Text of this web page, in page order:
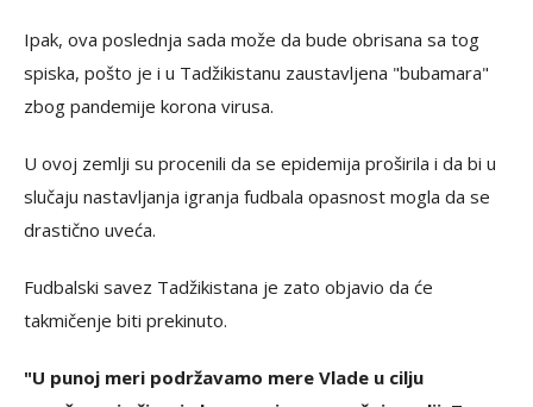
Ipak, ova poslednja sada može da bude obrisana sa tog
spiska, pošto je i u Tadžikistanu zaustavljena "bubamara"
zbog pandemije korona virusa.
U ovoj zemlji su procenili da se epidemija proširila i da bi u
slučaju nastavljanja igranja fudbala opasnost mogla da se
drastično uveća.
Fudbalski savez Tadžikistana je zato objavio da će
takmičenje biti prekinuto.
"U punoj meri podržavamo mere Vlade u cilju